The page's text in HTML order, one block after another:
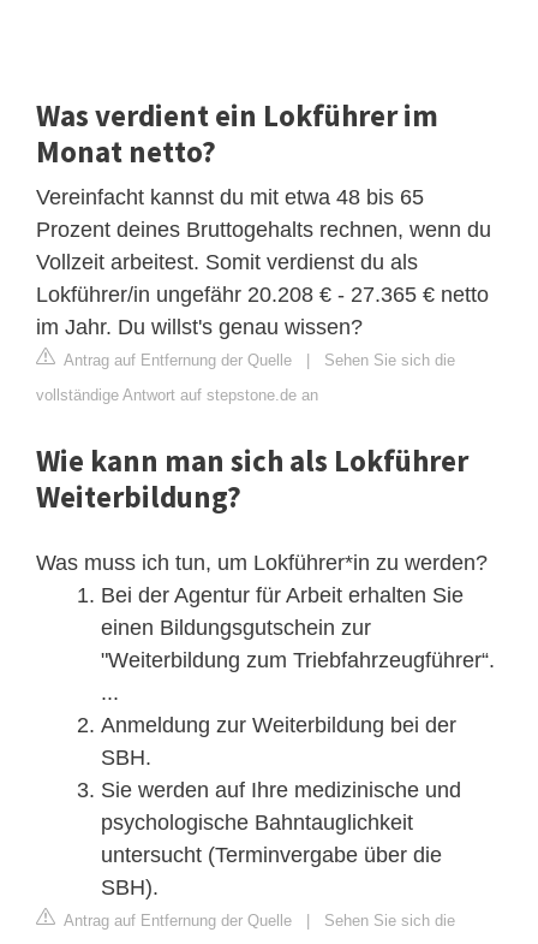
Was verdient ein Lokführer im
Monat netto?
Vereinfacht kannst du mit etwa 48 bis 65
Prozent deines Bruttogehalts rechnen, wenn du
Vollzeit arbeitest. Somit verdienst du als
Lokführer/in ungefähr 20.208 € - 27.365 € netto
im Jahr. Du willst's genau wissen?
Antrag auf Entfernung der Quelle | Sehen Sie sich die
vollständige Antwort auf stepstone.de an
Wie kann man sich als Lokführer
Weiterbildung?
Was muss ich tun, um Lokführer*in zu werden?
Bei der Agentur für Arbeit erhalten Sie
einen Bildungsgutschein zur
"Weiterbildung zum Triebfahrzeugführer“.
...
Anmeldung zur Weiterbildung bei der
SBH.
Sie werden auf Ihre medizinische und
psychologische Bahntauglichkeit
untersucht (Terminvergabe über die
SBH).
Antrag auf Entfernung der Quelle | Sehen Sie sich die